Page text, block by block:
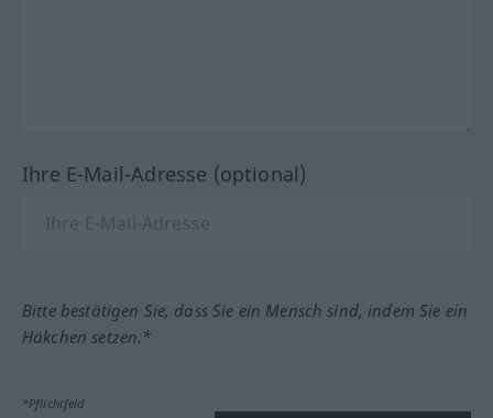
Ihre E-Mail-Adresse (optional)
Bitte bestätigen Sie, dass Sie ein Mensch sind, indem Sie ein
Häkchen setzen.*
*Pflichtfeld